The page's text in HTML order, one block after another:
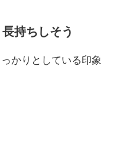
持ちしそう
かりとしている印象